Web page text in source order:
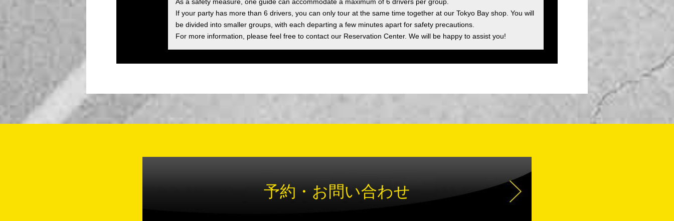
If your party has more than 6 drivers, you can only tour at the same time together at our Tokyo Bay shop. You will
be divided into smaller groups, with each departing a few minutes apart for safety precautions.
For more information, please feel free to contact our Reservation Center. We will be happy to assist you!
予約・お問い合わせ